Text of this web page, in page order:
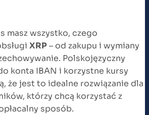
masz wszystko, czego
XRP– od zakupu i wymiany
Polskojęzyczny
konta IBAN i korzystne kursy
że jest to idealne rozwiązanie dla
którzy chcą korzystać z
sposób.